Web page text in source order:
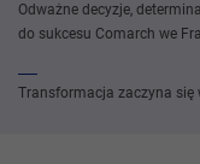
Odważne decyzje,
do sukcesu Comarch we
Transformacja zaczyna się